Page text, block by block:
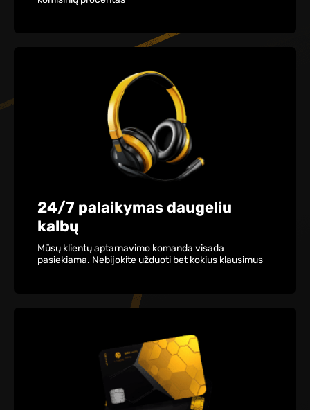
24/7 palaikymas daugeliu
kalbų
Mūsų klientų aptarnavimo komanda visada
pasiekiama. Nebijokite užduoti bet kokius klausimus